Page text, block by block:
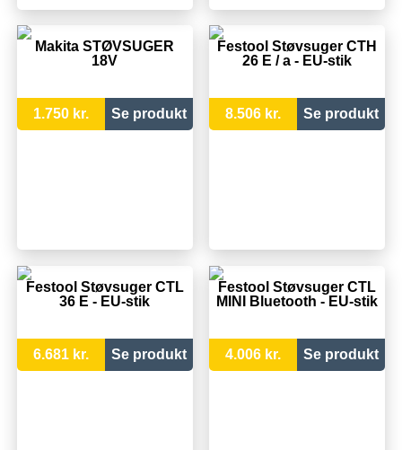
Makita STØVSUGER
18V
1.750 kr. Se produkt
Festool Støvsuger CTH
26 E / a - EU-stik
8.506 kr. Se produkt
Festool Støvsuger CTL
36 E - EU-stik
6.681 kr. Se produkt
Festool Støvsuger CTL
MINI Bluetooth - EU-stik
4.006 kr. Se produkt